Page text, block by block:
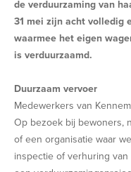
de verduurzaming van
31 mei zijn acht volledig
waarmee het eigen
is verduurzaamd.
Duurzaam vervoer
Medewerkers van
Op bezoek bij bewoners,
of een organisatie waar
inspectie of verhuring